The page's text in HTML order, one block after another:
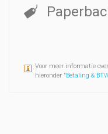
Un phénomène récent
d’entreprises dans des
la présence quasi
de petites entreprises
question de leur
Voor meer informatie
hieronder "Betaling &